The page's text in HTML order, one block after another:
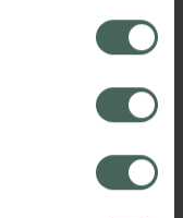
påverkar inte
återkallelsen.
oss från Skåne i
och på
vårt uppdrag att